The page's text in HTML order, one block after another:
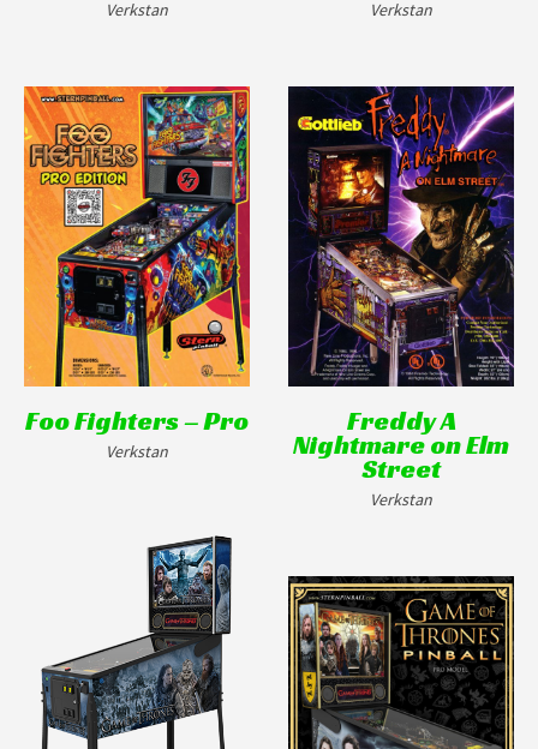
Verkstan Verkstan
Foo Fighters – Pro
Verkstan
Freddy A
Nightmare on Elm
Street
Verkstan